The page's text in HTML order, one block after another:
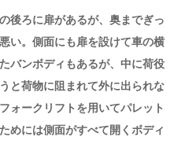
後ろに扉があるが、奥までぎっ
い。側面にも扉を設けて車の横
バンボディもあるが、中に荷役
と荷物に阻まれて外に出られな
ォークリフトを用いてパレット
めには側面がすべて開くボディ